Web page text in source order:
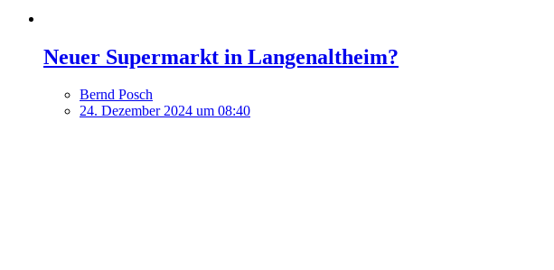
Neuer Supermarkt in Langenaltheim?
Bernd Posch
24. Dezember 2024 um 08:40